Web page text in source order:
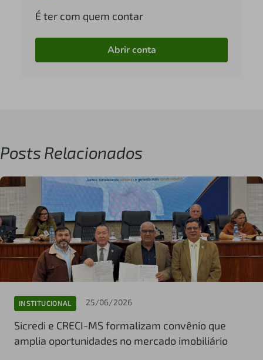
É ter com quem contar
Abrir conta
Posts Relacionados
INSTITUCIONAL 25/06/2026
Sicredi e CRECI-MS formalizam convênio que
amplia oportunidades no mercado imobiliário